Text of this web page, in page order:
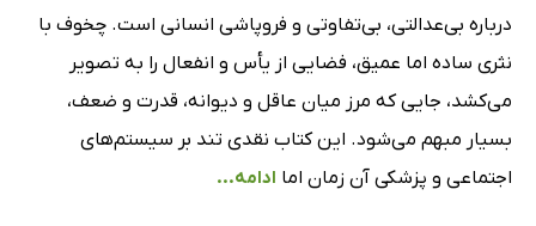
درباره بی‌عدالتی، بی‌تفاوتی و فروپاشی انسانی است. چخوف با
نثری ساده اما عمیق، فضایی از یأس و انفعال را به تصویر
می‌کشد، جایی که مرز میان عاقل و دیوانه، قدرت و ضعف،
بسیار مبهم می‌شود. این کتاب نقدی تند بر سیستم‌های
اجتماعی و پزشکی آن زمان اما ادامه...